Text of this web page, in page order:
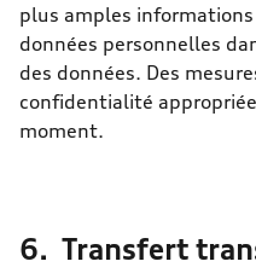
plus amples
données personnelles
des données. Des
confidentialité
moment.
6. Transfert